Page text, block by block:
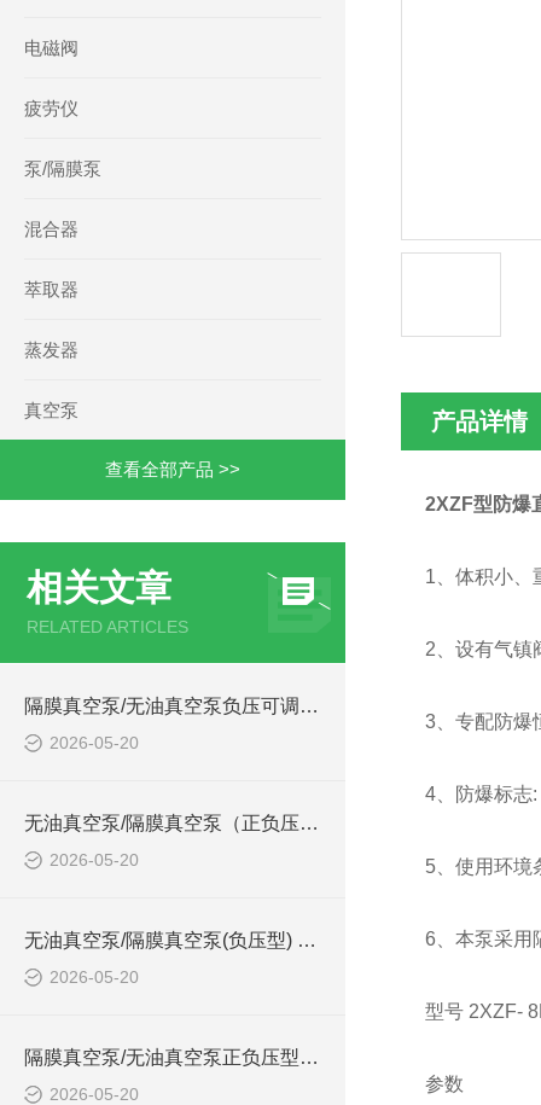
电磁阀
疲劳仪
泵/隔膜泵
混合器
萃取器
蒸发器
真空泵
查看全部产品 >>
相关文章
RELATED ARTICLES
隔膜真空泵/无油真空泵负压可调型型号:ZXFYKT-40的技术介绍
2026-05-20
无油真空泵/隔膜真空泵（正负压型） 型号:ZXZFY-40的详细介绍
2026-05-20
无油真空泵/隔膜真空泵(负压型) 型号:ZXFY-20的简单介绍
2026-05-20
隔膜真空泵/无油真空泵正负压型 型号:ZXHD-20的简单介绍
2026-05-20
产品详情
2XZF型 防爆
1、体积小、
2、设有气镇
3、专配防爆
4、防爆标志
5、使用环境
6、本泵采用
型号 2XZF-
参数